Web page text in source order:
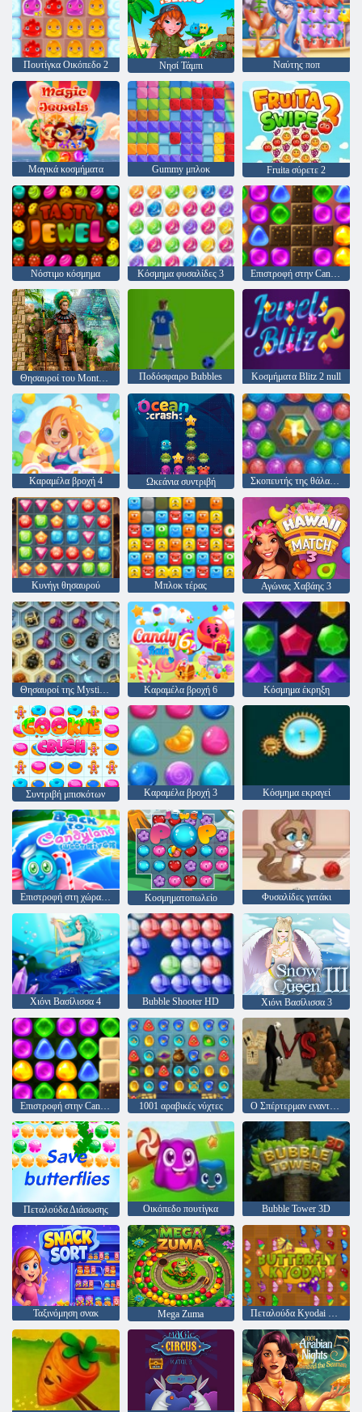
Πουτίγκα Οικόπεδο 2 Νησί Τάμπι Ναύτης ποπ
Μαγικά κοσμήματα Gummy μπλοκ Fruita σύρετε 2
Νόστιμο κόσμημα Κόσμημα φυσαλίδες 3
Ποδόσφαιρο Bubbles Κοσμήματα Blitz 2 null
Καραμέλα βροχή 4 Ωκεάνια συντριβή Σκοπευτής της θάλασσας
Κυνήγι θησαυρού Μπλοκ τέρας Αγώνας Χαβάης 3
Καραμέλα βροχή 6 Κόσμημα έκρηξη
Συντριβή μπισκότων Καραμέλα βροχή 3 Κόσμημα εκραγεί
Επιστροφή στη χώρα καραμέλα: Επεισόδιο 3 - Sweet River Κοσμηματοπωλείο Φυσαλίδες γατάκι
Χιόνι Βασίλισσα 4 Bubble Shooter HD Χιόνι Βασίλισσα 3
1001 αραβικές νύχτες
Πεταλούδα Διάσωσης Οικόπεδο πουτίγκα Bubble Tower 3D
Ταξινόμηση σνακ Mega Zuma Πεταλούδα Kyodai 2 null